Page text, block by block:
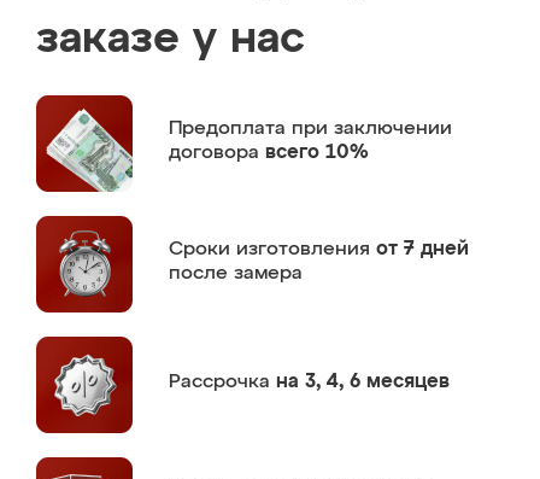
заказе у нас
Предоплата при заключении
договора всего 10%
Сроки изготовления от 7 дней
после замера
Рассрочка на 3, 4, 6 месяцев